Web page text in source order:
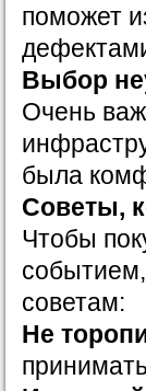
поможет
Выбор
Очень
была
Советы,
Чтобы
советам:
Не